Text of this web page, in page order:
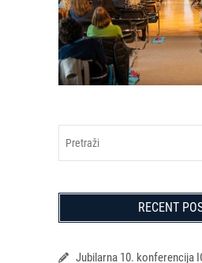
RECENT
Jubilarna 10. konferencija